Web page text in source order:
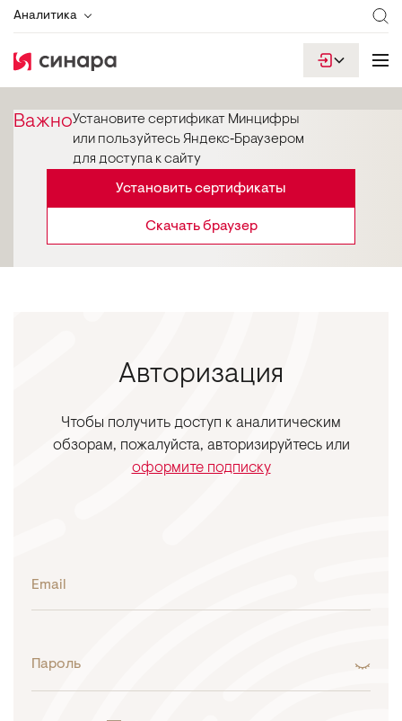
Аналитика
ВажноУстановите сертификат Минцифры
или пользуйтесь Яндекс‑Браузером
для доступа к сайту
Установить сертификаты
Скачать браузер
Авторизация
Чтобы получить доступ к аналитическим
обзорам, пожалуйста, авторизируйтесь или
оформите подписку
Email
Пароль